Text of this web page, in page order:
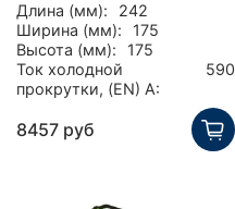
Длина (мм):
242
Ширина (мм):
175
Высота (мм):
175
Ток холодной
прокрутки, (EN) А:
590
8457 руб